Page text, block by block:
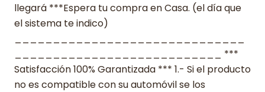
llegará ***Espera tu compra en Casa. (el día que
el sistema te indico)
___________________________ ***
Satisfacción 100% Garantizada *** 1.- Si el producto
no es compatible con su automóvil se los